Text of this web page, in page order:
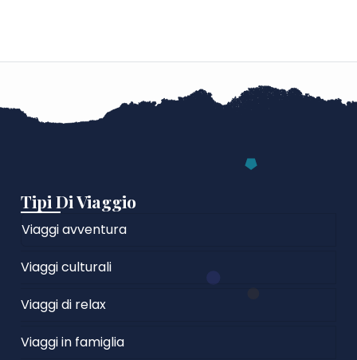
Tipi Di Viaggio
Viaggi avventura
Viaggi culturali
Viaggi di relax
Viaggi in famiglia